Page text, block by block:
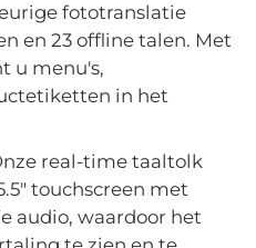
fototranslatie
en 23 offline talen. Met
u menu's,
in het
real-time taaltolk
touchscreen met
audio, waardoor het